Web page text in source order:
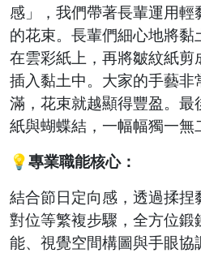
感」，我們帶著長輩運用
的花束。長輩們細心地將
在雲彩紙上，再將皺紋紙
插入黏土中。大家的手藝非
滿，花束就越顯得豐盈。
紙與蝴蝶結，一幅幅獨一無
💡專業職能核心：
結合節日定向感，透過揉
對位等繁複步驟，全方位鍛
能、視覺空間構圖與手眼